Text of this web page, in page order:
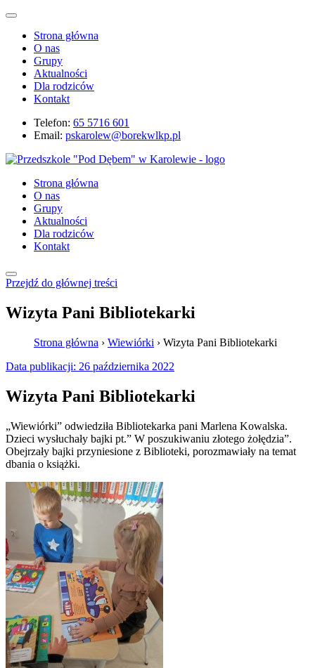
Strona główna
O nas
Grupy
Aktualności
Dla rodziców
Kontakt
Telefon: 65 5716 601
Email: pskarolew@borekwlkp.pl
Strona główna
O nas
Grupy
Aktualności
Dla rodziców
Kontakt
Przejdź do głównej treści
Wizyta Pani Bibliotekarki
Strona główna › Wiewiórki › Wizyta Pani Bibliotekarki
Data publikacji: 26 października 2022
Wizyta Pani Bibliotekarki
„Wiewiórki” odwiedziła Bibliotekarka pani Marlena Kowalska.
Dzieci wysłuchały bajki pt.” W poszukiwaniu złotego żołędzia”.
Obejrzały bajki przyniesione z Biblioteki, porozmawiały na temat
dbania o książki.